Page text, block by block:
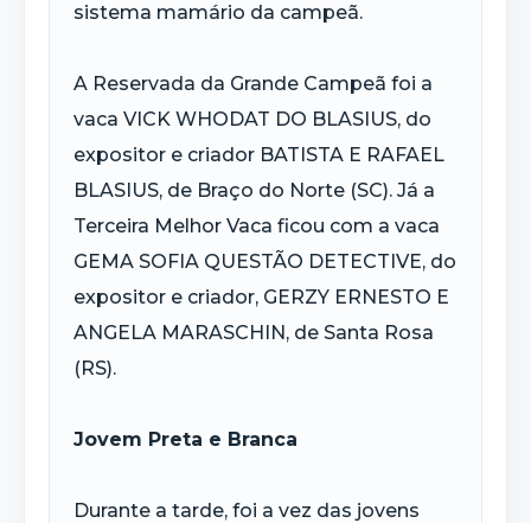
sistema mamário da campeã.
A Reservada da Grande Campeã foi a
vaca VICK WHODAT DO BLASIUS, do
expositor e criador BATISTA E RAFAEL
BLASIUS, de Braço do Norte (SC). Já a
Terceira Melhor Vaca ficou com a vaca
GEMA SOFIA QUESTÃO DETECTIVE, do
expositor e criador, GERZY ERNESTO E
ANGELA MARASCHIN, de Santa Rosa
(RS).
Jovem Preta e Branca
Durante a tarde, foi a vez das jovens